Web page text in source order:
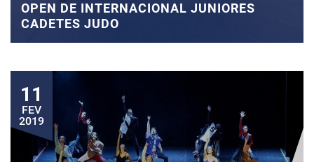
OPEN DE INTERNACIONAL JUNIORES
CADETES JUDO
11
FEV
2019